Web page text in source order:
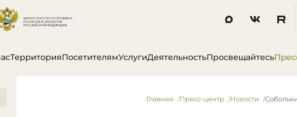
ТерриторияПосетителямУслугиДеятельностьПросвещайтесь
Главная Пресс-центр Новости